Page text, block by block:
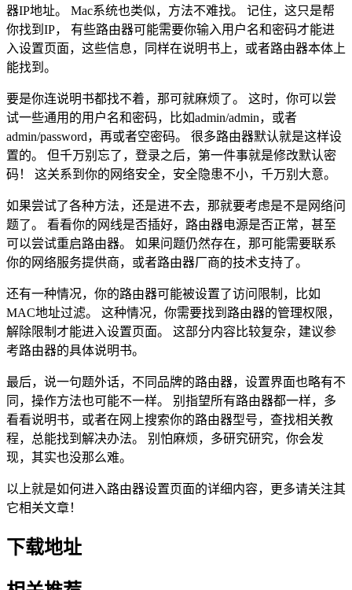
器IP地址。 Mac系统也类似，方法不难找。 记住，这只是帮
你找到IP， 有些路由器可能需要你输入用户名和密码才能进
入设置页面，这些信息，同样在说明书上，或者路由器本体上
能找到。
要是你连说明书都找不着，那可就麻烦了。 这时，你可以尝
试一些通用的用户名和密码，比如admin/admin，或者
admin/password，再或者空密码。 很多路由器默认就是这样设
置的。 但千万别忘了，登录之后，第一件事就是修改默认密
码！ 这关系到你的网络安全，安全隐患不小，千万别大意。
如果尝试了各种方法，还是进不去，那就要考虑是不是网络问
题了。 看看你的网线是否插好，路由器电源是否正常，甚至
可以尝试重启路由器。 如果问题仍然存在，那可能需要联系
你的网络服务提供商，或者路由器厂商的技术支持了。
还有一种情况，你的路由器可能被设置了访问限制，比如
MAC地址过滤。 这种情况，你需要找到路由器的管理权限，
解除限制才能进入设置页面。 这部分内容比较复杂，建议参
考路由器的具体说明书。
最后，说一句题外话，不同品牌的路由器，设置界面也略有不
同，操作方法也可能不一样。 别指望所有路由器都一样，多
看看说明书，或者在网上搜索你的路由器型号，查找相关教
程，总能找到解决办法。 别怕麻烦，多研究研究，你会发
现，其实也没那么难。
以上就是如何进入路由器设置页面的详细内容，更多请关注其
它相关文章！
下载地址